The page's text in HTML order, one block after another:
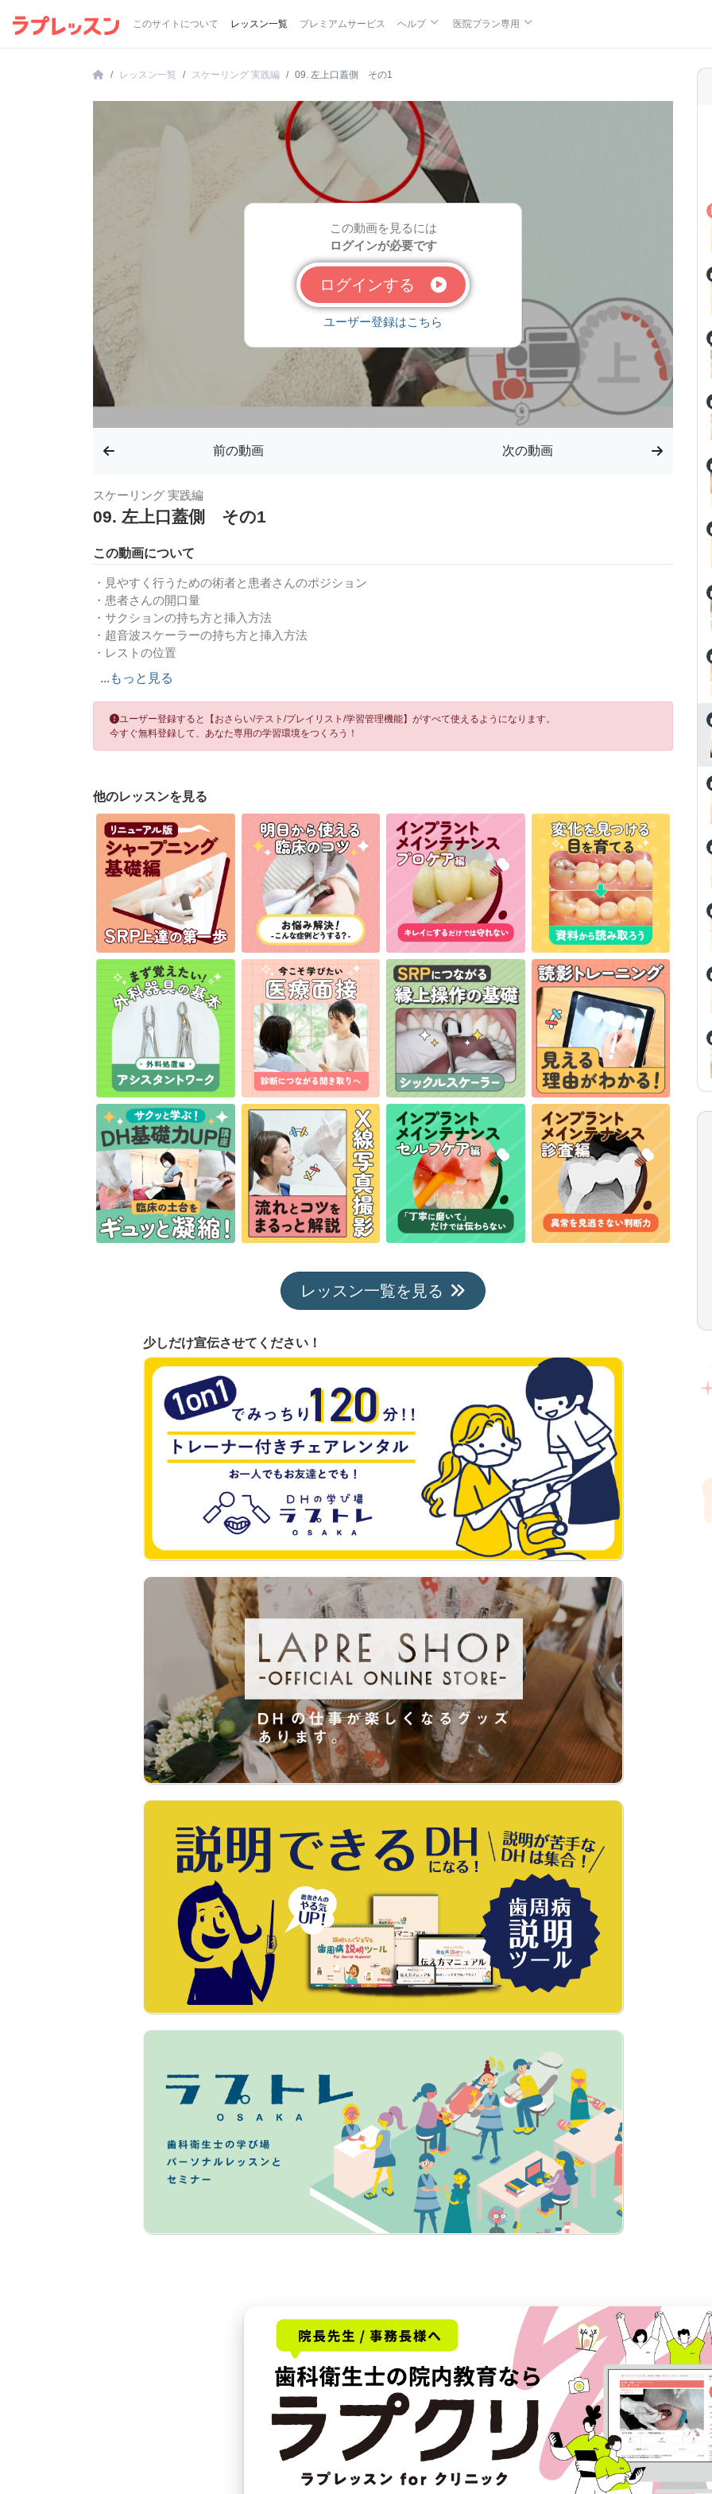
このサイトについて レッスン一覧 プレミアムサービス ヘルプ 医院プラン専用
レッスン一覧 スケーリング 実践編 09. 左上口蓋側 その1
この動画を見るには
ログインが必要です
ログインする
ユーザー登録はこちら
前の動画 次の動画
スケーリング 実践編
09. 左上口蓋側 その1
この動画について
・見やすく行うための術者と患者さんのポジション
・患者さんの開口量
・サクションの持ち方と挿入方法
・超音波スケーラーの持ち方と挿入方法
・レストの位置
スケーリング 基礎編 01. サクションの基本的な持ち方（順手）
...もっと見る
ユーザー登録すると【おさらい/テスト/プレイリスト/学習管理機能】がすべて使えるようになります。
今すぐ無料登録して、あなた専用の学習環境をつくろう！
他のレッスンを見る
レッスン一覧を見る
少しだけ宣伝させてください！